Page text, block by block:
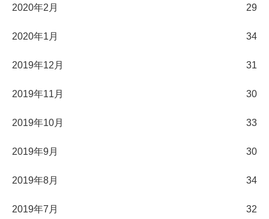
2020年2月 29
2020年1月 34
2019年12月 31
2019年11月 30
2019年10月 33
2019年9月 30
2019年8月 34
2019年7月 32